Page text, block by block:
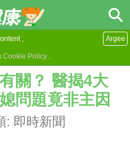
,
Cookie Policy .
Argee
關？ 醫揭4大
問題竟非主因
: 即時新聞